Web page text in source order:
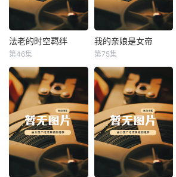
法老的时空羁绊
法老的时空羁绊
第46集
我的亲娘是女帝
我的亲娘是女帝
第75集